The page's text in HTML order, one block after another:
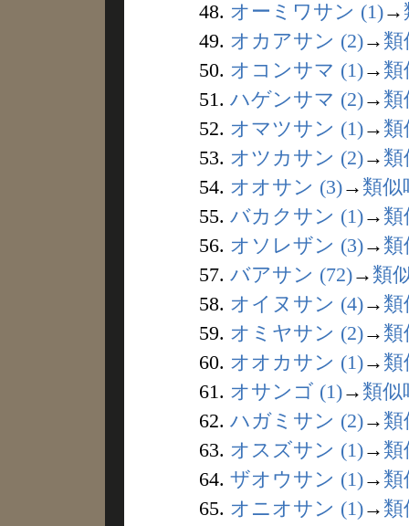
48. オーミワサン (1)→
49. オカアサン (2)→ 類
50. オコンサマ (1)→ 類
51. ハゲンサマ (2)→ 類
52. オマツサン (1)→ 類
53. オツカサン (2)→ 類
54. オオサン (3)→ 類似
55. バカクサン (1)→ 類
56. オソレザン (3)→ 類
57. バアサン (72)→ 類
58. オイヌサン (4)→ 類
59. オミヤサン (2)→ 類
60. オオカサン (1)→ 類
61. オサンゴ (1)→ 類似
62. ハガミサン (2)→ 類
63. オスズサン (1)→ 類
64. ザオウサン (1)→ 類
65. オニオサン (1)→ 類